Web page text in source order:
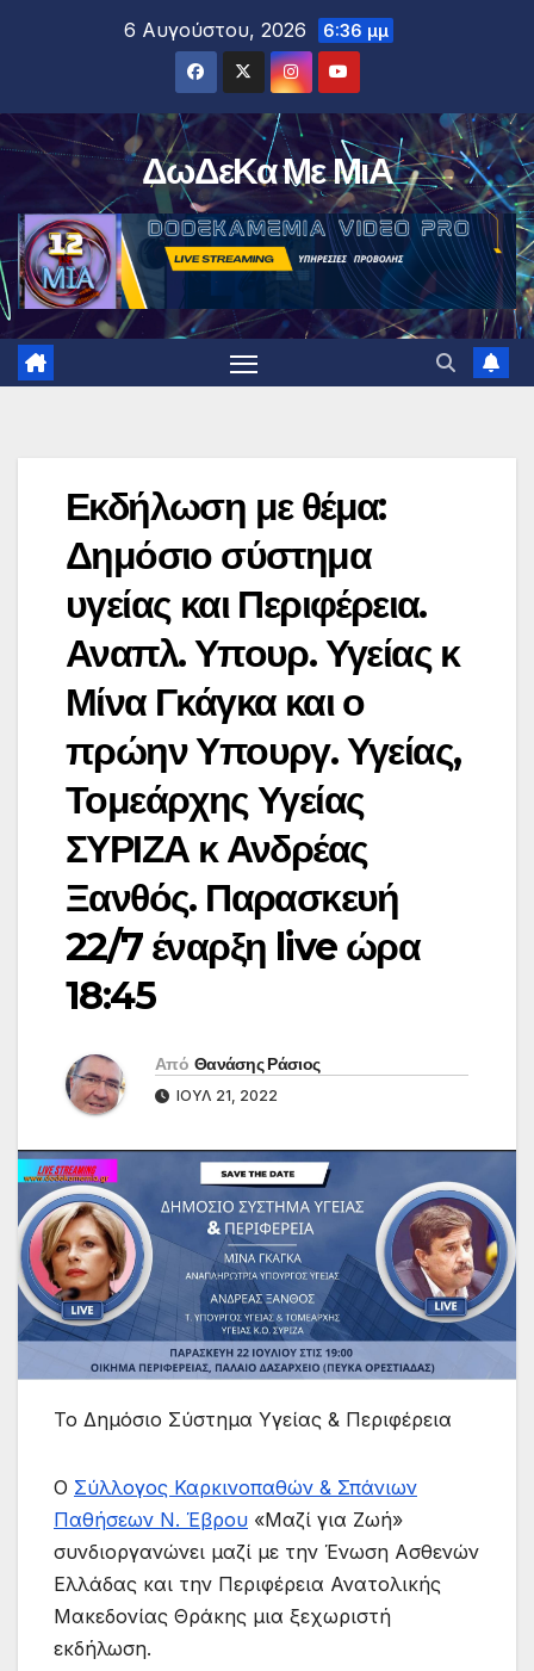
6 Αυγούστου, 2026 6:36 μμ
ΔωΔεΚα Με ΜιΑ
Εκδήλωση με θέμα:
Δημόσιο σύστημα
υγείας και Περιφέρεια.
Αναπλ. Υπουρ. Υγείας κ
Μίνα Γκάγκα και ο
πρώην Υπουργ. Υγείας,
Τομεάρχης Υγείας
ΣΥΡΙΖΑ κ Ανδρέας
Ξανθός. Παρασκευή
22/7 έναρξη live ώρα
18:45
Από Θανάσης Ράσιος
ΙΟΎΛ 21, 2022
Το Δημόσιο Σύστημα Υγείας & Περιφέρεια
Ο Σύλλογος Καρκινοπαθών & Σπάνιων
Παθήσεων Ν. Έβρου «Μαζί για Ζωή»
συνδιοργανώνει μαζί με την Ένωση Ασθενών
Ελλάδας και την Περιφέρεια Ανατολικής
Μακεδονίας Θράκης μια ξεχωριστή
εκδήλωση.